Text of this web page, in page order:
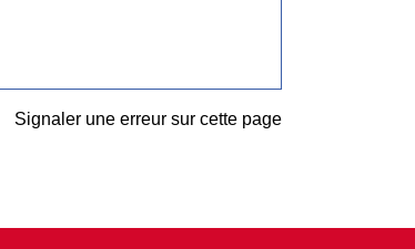
Signaler une erreur sur cette page